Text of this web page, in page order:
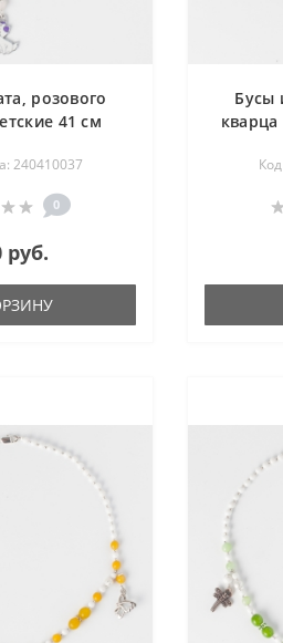
розового
41 см
240410037
0
руб.
Бусы
кварца